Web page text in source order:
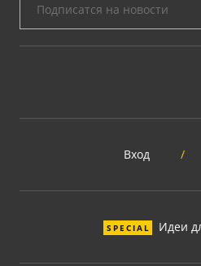
Вход /
SPECIAL Идеи